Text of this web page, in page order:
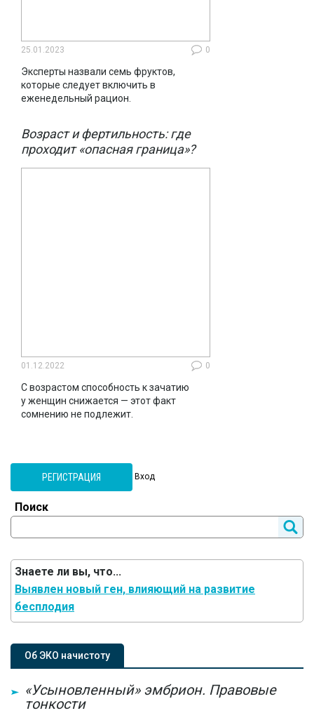
25.01.2023 0
Эксперты назвали семь фруктов,
которые следует включить в
еженедельный рацион.
Возраст и фертильность: где
проходит «опасная граница»?
01.12.2022 0
С возрастом способность к зачатию
у женщин снижается — этот факт
сомнению не подлежит.
РЕГИСТРАЦИЯ Вход
Поиск
Знаете ли вы, что...
Выявлен новый ген, влияющий на развитие
бесплодия
Об ЭКО начистоту
«Усыновленный» эмбрион. Правовые
тонкости